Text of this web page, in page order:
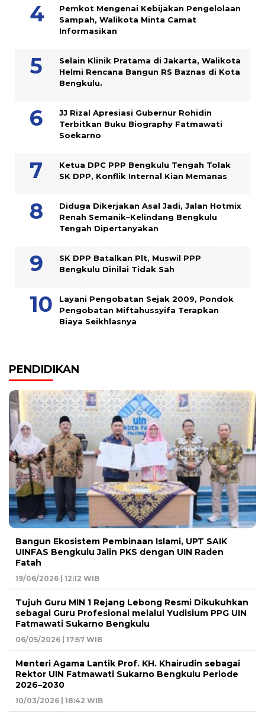
Pemkot Mengenai Kebijakan Pengelolaan
Sampah, Walikota Minta Camat
Informasikan
Selain Klinik Pratama di Jakarta, Walikota
Helmi Rencana Bangun RS Baznas di Kota
Bengkulu.
JJ Rizal Apresiasi Gubernur Rohidin
Terbitkan Buku Biography Fatmawati
Soekarno
Ketua DPC PPP Bengkulu Tengah Tolak
SK DPP, Konflik Internal Kian Memanas
Diduga Dikerjakan Asal Jadi, Jalan Hotmix
Renah Semanik–Kelindang Bengkulu
Tengah Dipertanyakan
SK DPP Batalkan Plt, Muswil PPP
Bengkulu Dinilai Tidak Sah
Layani Pengobatan Sejak 2009, Pondok
Pengobatan Miftahussyifa Terapkan
Biaya Seikhlasnya
PENDIDIKAN
Bangun Ekosistem Pembinaan Islami, UPT SAIK
UINFAS Bengkulu Jalin PKS dengan UIN Raden
Fatah
19/06/2026 | 12:12 WIB
Tujuh Guru MIN 1 Rejang Lebong Resmi Dikukuhkan
sebagai Guru Profesional melalui Yudisium PPG UIN
Fatmawati Sukarno Bengkulu
06/05/2026 | 17:57 WIB
Menteri Agama Lantik Prof. KH. Khairudin sebagai
Rektor UIN Fatmawati Sukarno Bengkulu Periode
2026–2030
10/03/2026 | 18:42 WIB